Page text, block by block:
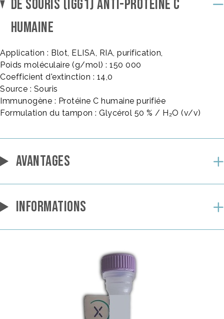
DE SOURIS (IGG1) ANTI-PROTÉINE C
HUMAINE
Application : Blot, ELISA, RIA, purification,
Poids moléculaire (g/mol) : 150 000
Coefficient d'extinction : 14,0
Source : Souris
Immunogène : Protéine C humaine purifiée
Formulation du tampon : Glycérol 50 % / H₂O (v/v)
AVANTAGES
INFORMATIONS